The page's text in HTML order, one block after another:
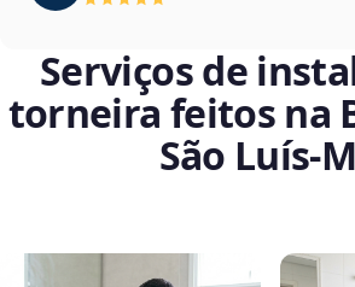
Serviços de
torneira feitos na
São